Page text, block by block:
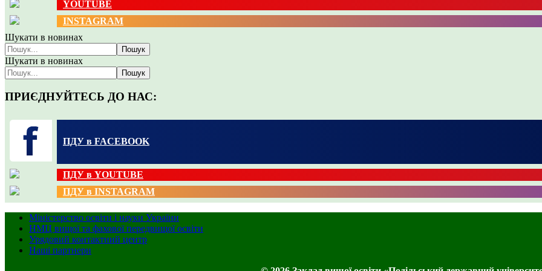
YOUTUBE
INSTAGRAM
Шукати в новинах
Пошук
Шукати в новинах
Пошук
ПРИЄДНУЙТЕСЬ ДО НАС:
ПДУ в FACEBOOK
ПДУ в YOUTUBE
ПДУ в INSTAGRAM
Міністерство освіти і науки України
НМЦ вищої та фахової передвищої освіти
Урядовий контактний центр
Наші партнери